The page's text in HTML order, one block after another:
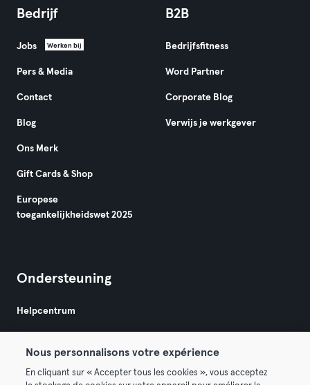
Bedrijf
Jobs Werken bij
Pers & Media
Contact
Blog
Ons Merk
Gift Cards & Shop
Europese
toegankelijkheidswet 2025
B2B
Bedrijfsfitness
Word Partner
Corporate Blog
Verwijs je werkgever
Ondersteuning
Helpcentrum
Nous personnalisons votre expérience
En cliquant sur « Accepter tous les cookies », vous acceptez